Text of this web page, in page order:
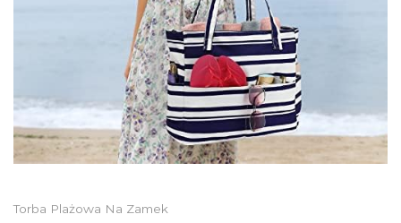
Torba Plażowa Na Zamek